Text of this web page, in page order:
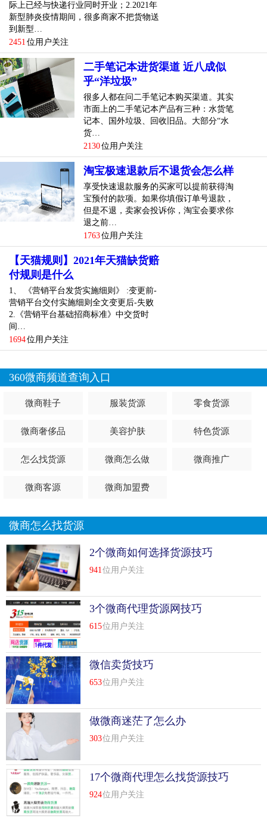
际上已经与快递行业同时开业；2.2021年
新型肺炎疫情期间，很多商家不把货物送
到新型…
2451 位用户关注
二手笔记本进货渠道 近八成似
乎“洋垃圾”
很多人都在问二手笔记本购买渠道。其实
市面上的二手笔记本产品有三种：水货笔
记本、国外垃圾、回收旧品。大部分“水
货…
2130位用户关注
淘宝极速退款后不退货会怎么样
享受快速退款服务的买家可以提前获得淘
宝预付的款项。如果你填假订单号退款，
但是不退，卖家会投诉你，淘宝会要求你
退之前…
1763位用户关注
【天猫规则】2021年天猫缺货赔
付规则是什么
1、 《营销平台发货实施细则》 :变更前-
营销平台交付实施细则全文变更后-失败
2.《营销平台基础招商标准》中交货时
间…
1694位用户关注
360微商频道查询入口
微商鞋子 服装货源 零食货源
微商奢侈品 美容护肤 特色货源
怎么找货源 微商怎么做 微商推广
微商客源 微商加盟费
微商怎么找货源
2个微商如何选择货源技巧
941位用户关注
3个微商代理货源网技巧
615位用户关注
微信卖货技巧
653位用户关注
做微商迷茫了怎么办
303位用户关注
17个微商代理怎么找货源技巧
924位用户关注